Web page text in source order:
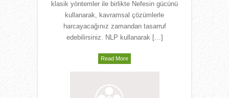
klasik yöntemler ile birlikte Nefesin gücünü
kullanarak, kavramsal çözümlerle
harcayacağınız zamandan tasarruf
edebilirsiniz. NLP kullanarak […]
Read More